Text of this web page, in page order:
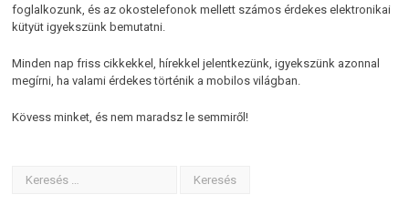
foglalkozunk, és az okostelefonok mellett számos érdekes elektronikai
kütyüt igyekszünk bemutatni.
Minden nap friss cikkekkel, hírekkel jelentkezünk, igyekszünk azonnal
megírni, ha valami érdekes történik a mobilos világban.
Kövess minket, és nem maradsz le semmiről!